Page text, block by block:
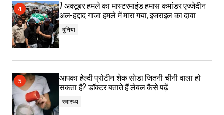
7 अक्टूबर हमले का मास्टरमाइंड हमास कमांडर एज्जेदीन
अल-हद्दाद गाजा हमले में मारा गया, इजराइल का दावा
दुनिया
आपका हेल्दी प्रोटीन शेक सोडा जितनी चीनी वाला हो
सकता है? डॉक्टर बताते हैं लेबल कैसे पढ़ें
स्वास्थ्य